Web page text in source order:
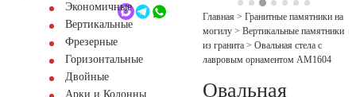
Обратный звонокЭкономичные
Вертикальные
Фрезерные
Горизонтальные
Двойные
Арки и Колонны
Главная > Гранитные памятники на
могилу > Вертикальные памятники
из гранита > Овальная стела с
лавровым орнаментом AM1604
Овальная